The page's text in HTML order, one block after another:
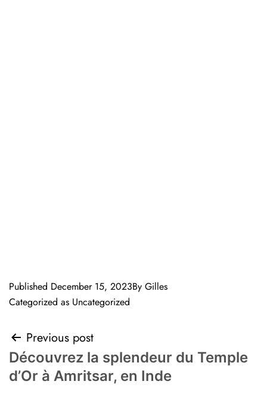
Published December 15, 2023By Gilles
Categorized as Uncategorized
Previous post
Découvrez la splendeur du Temple
d’Or à Amritsar, en Inde